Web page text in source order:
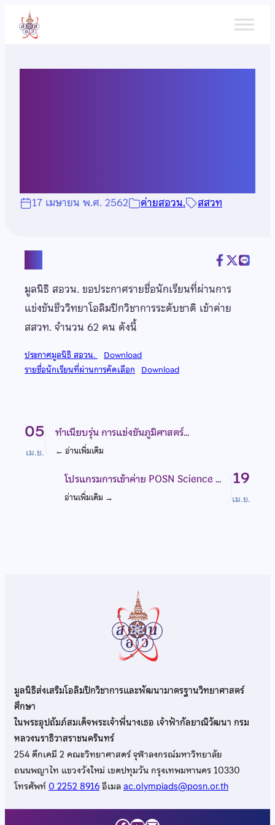
เนื้อหา
17 เมษายน พ.ศ. 2562 ค่ายสอวน. สสวท
มูลนิธิ สอวน. ขอประกาศรายชื่อนักเรียนที่ผ่านการ
แข่งขันชีววิทยาโอลิมปิกวิชาการระดับชาติ เข้าค่าย
สสวท. จำนวน 62 คน ดังนี้
ประกาศมูลนิธิ สอวน.
Download
รายชื่อนักเรียนที่ผ่านการคัดเลือก Download
05
เม.ย.
ทำเนียบรุ่น การแข่งขันภูมิศาสตร์…
← อ่านเพิ่มเติม
19
เม.ย.
โปรแกรมการเข้าค่าย POSN Science …
อ่านเพิ่มเติม →
มูลนิธิส่งเสริมโอลิมปิกวิชาการและพัฒนามาตรฐานวิทยาศาสตร์
ศึกษา
ในพระอุปถัมภ์สมเด็จพระเจ้าพี่นางเธอ เจ้าฟ้ากัลยาณิวัฒนา กรม
หลวงนราธิวาสราชนครินทร์
254 ตึกเคมี 2 คณะวิทยาศาสตร์ จุฬาลงกรณ์มหาวิทยาลัย
ถนนพญาไท แขวงวังใหม่ เขตปทุมวัน กรุงเทพมหานคร 10330
โทรศัพท์0 2252 8916อีเมลac.olympiads@posn.or.th